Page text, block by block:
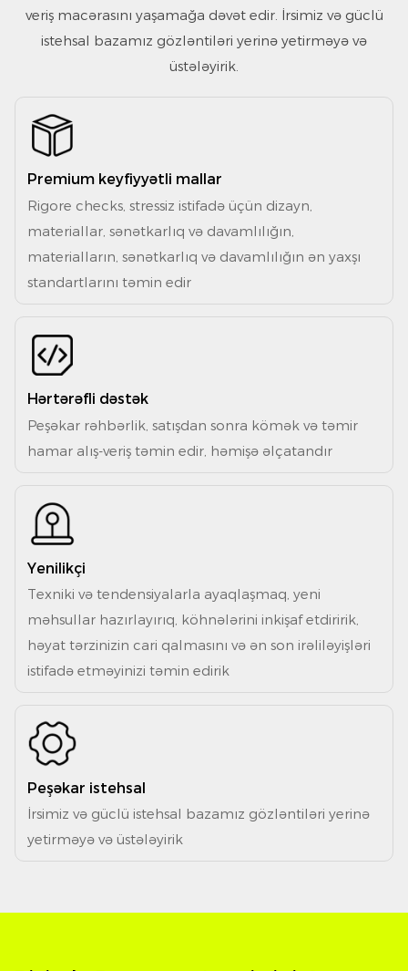
veriş macərasını yaşamağa dəvət edir. İrsimiz və güclü
istehsal bazamız gözləntiləri yerinə yetirməyə və
üstələyirik.
Premium keyfiyyətli mallar
Rigore checks, stressiz istifadə üçün dizayn,
materiallar, sənətkarlıq və davamlılığın,
materialların, sənətkarlıq və davamlılığın ən yaxşı
standartlarını təmin edir
Hərtərəfli dəstək
Peşəkar rəhbərlik, satışdan sonra kömək və təmir
hamar alış-veriş təmin edir, həmişə əlçatandır
Yenilikçi
Texniki və tendensiyalarla ayaqlaşmaq, yeni
məhsullar hazırlayırıq, köhnələrini inkişaf etdiririk,
həyat tərzinizin cari qalmasını və ən son irəliləyişləri
istifadə etməyinizi təmin edirik
Peşəkar istehsal
İrsimiz və güclü istehsal bazamız gözləntiləri yerinə
yetirməyə və üstələyirik